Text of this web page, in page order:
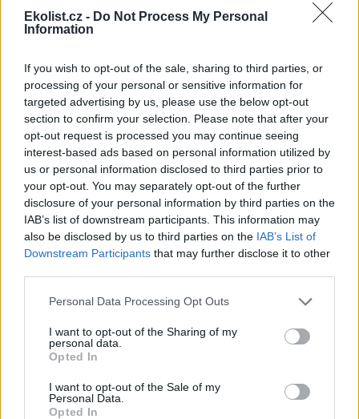
Ekolist.cz - Do Not Process My Personal
Information
If you wish to opt-out of the sale, sharing to third parties, or
processing of your personal or sensitive information for
targeted advertising by us, please use the below opt-out
section to confirm your selection. Please note that after your
opt-out request is processed you may continue seeing
interest-based ads based on personal information utilized by
us or personal information disclosed to third parties prior to
your opt-out. You may separately opt-out of the further
disclosure of your personal information by third parties on the
IAB’s list of downstream participants. This information may
also be disclosed by us to third parties on the IAB’s List of
Downstream Participants that may further disclose it to other
Personal Data Processing Opt Outs
I want to opt-out of the Sharing of my
personal data.
Opted In
I want to opt-out of the Sale of my
Personal Data.
Opted In
nečekaný nápor. Jde sice o
jedno z nejchladnějších míst v
Libereckém kraji, které má stálou teplotu mezi 7,5 až devíti stupni
Dušana Milky k nim lidé přicházeli spíše v době, když bylo nevlídno.
V pěti zemích Amazonie zatkli stovky lidí kvůli
environmentální kriminalitě
5.8.2026 10:34 | BOGOTÁ (ČTK)
Policisté v pěti zemích ležících
v Amazonii pozatýkali stovky
lidí a zabavili dřevo, minerály i
zvířata v hodnotě přes 280
milionů dolarů (kolem 5,9
miliard korun) při jednom z největších koordinovaných zásahů
proti environmentální kriminalitě v největším deštném pralese
světa. Napsala to agentura AP, podle níž se do operace nazvané
Potok Bylanka v Pardubicích vyschl. Městský obvod
chce, aby Povodí Labe vyčistilo koryto
5.8.2026 10:26 | PARDUBICE (ČTK)
Diskuse: 1